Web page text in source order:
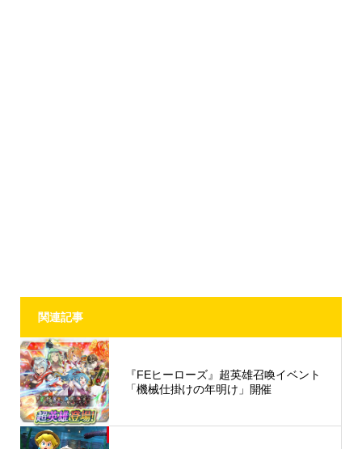
関連記事
『FEヒーローズ』超英雄召喚イベント
「機械仕掛けの年明け」開催